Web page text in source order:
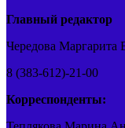
Главный редактор
Чередова Маргарита
8 (383-612)-21-00
Корреспонденты: